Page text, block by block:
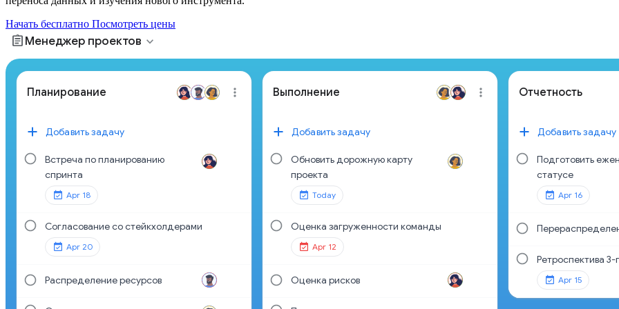
Начать бесплатно Посмотреть цены
assignmentМенеджер проектов expand_more
Планирование
Добавить задачу
Встреча по планированию
спринта
Apr 18
Согласование со стейкхолдерами
Apr 20
Распределение ресурсов
Выполнение
Добавить задачу
Обновить дорожную карту
проекта
Today
Оценка загруженности команды
Apr 12
Оценка рисков
Отчетность
Добавить задачу
Подготовить
статусе
Apr 16
Ретроспектива 3-
Apr 15